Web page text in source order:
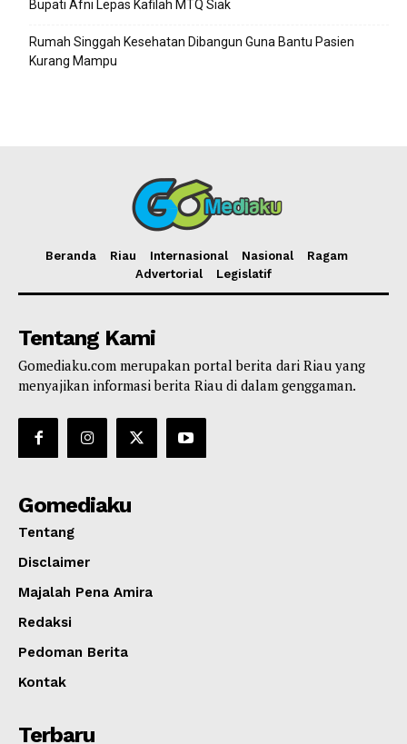
Bupati Afni Lepas Kafilah MTQ Siak
Rumah Singgah Kesehatan Dibangun Guna Bantu Pasien
Kurang Mampu
Beranda Riau Internasional Nasional
Ragam
Advertorial
Legislatif
Tentang Kami
Gomediaku.com merupakan portal berita dari Riau yang
menyajikan informasi berita Riau di dalam genggaman.
Gomediaku
Tentang
Disclaimer
Majalah Pena Amira
Redaksi
Pedoman Berita
Kontak
Terbaru